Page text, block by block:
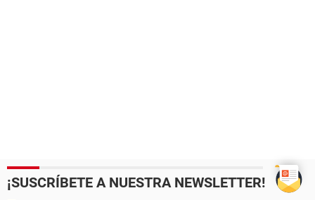
¡SUSCRÍBETE A NUESTRA NEWSLETTER!